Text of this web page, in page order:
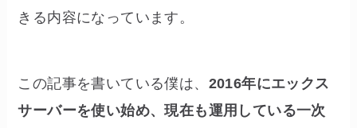
きる内容になっています。
この記事を書いている僕は、 2016年にエックス
サーバーを使い始め、現在も運用している一次